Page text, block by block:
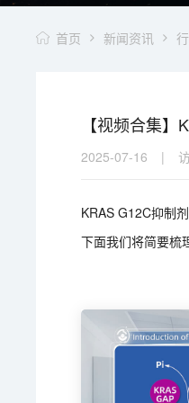
首页 新闻资讯
【视频合集
2025-07-16 |
KRAS G12C抑制
下面我们将简要梳